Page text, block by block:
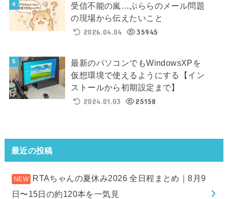
受信不能の嵐…ぷららのメール問題
の現場から伝えたいこと
2026.04.04
35945
最新のパソコンでもWindowsXPを
仮想環境で使えるようにする【イン
ストールから初期設定まで】
2024.01.03
25158
最近の投稿
RTAちゃんの夏休み2026 全日程まとめ｜8月9
日〜15日の約120本を一気見